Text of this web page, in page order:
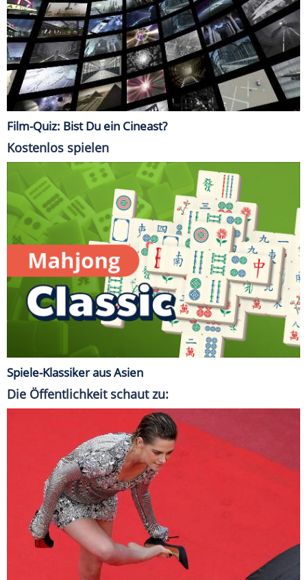
Film-Quiz: Bist Du ein Cineast?
Kostenlos spielen
Spiele-Klassiker aus Asien
Die Öffentlichkeit schaut zu: